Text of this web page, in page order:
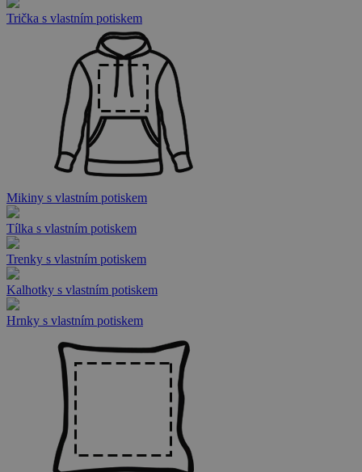
Trička s vlastním potiskem
Mikiny s vlastním potiskem
Tílka s vlastním potiskem
Trenky s vlastním potiskem
Kalhotky s vlastním potiskem
Hrnky s vlastním potiskem